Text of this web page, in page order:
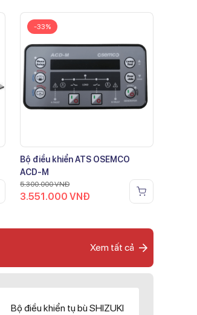
-33%
Bộ điều khiển ATS OSEMCO
ACD-M
5.300.000VNĐ
3.551.000VNĐ
Xem tất cả
Bộ điều khiển tụ bù SHIZUKI